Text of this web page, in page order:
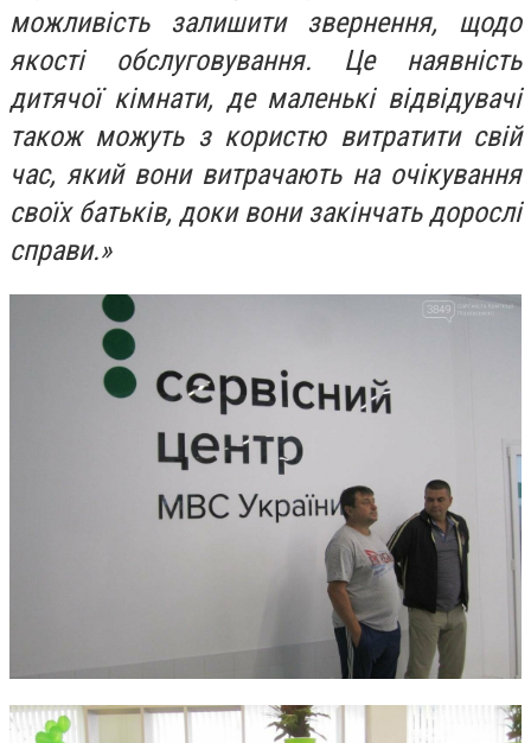
можливість залишити звернення, щодо
якості обслуговування. Це наявність
дитячої кімнати, де маленькі відвідувачі
також можуть з користю витратити свій
час, який вони витрачають на очікування
своїх батьків, доки вони закінчать дорослі
справи.»